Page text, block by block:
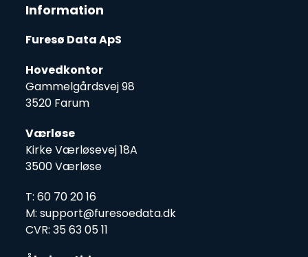
Information
Furesø Data ApS
Hovedkontor
Gammelgårdsvej 98
3520 Farum
Værløse
Kirke Værløsevej 18A
3500 Værløse
T: 60 70 20 16
M: support@furesoedata.dk
CVR: 35 63 05 11